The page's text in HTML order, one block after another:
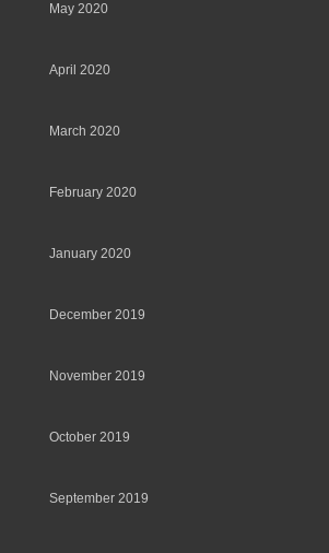
May 2020
April 2020
March 2020
February 2020
January 2020
December 2019
November 2019
October 2019
September 2019